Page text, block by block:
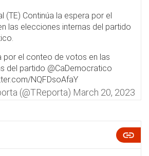
(TE) Continúa la espera por el
las elecciones internas del partido
por el conteo de votos en las
del partido @CaDemocratico
NQFDsoAfaY
(@TReporta) March 20, 2023